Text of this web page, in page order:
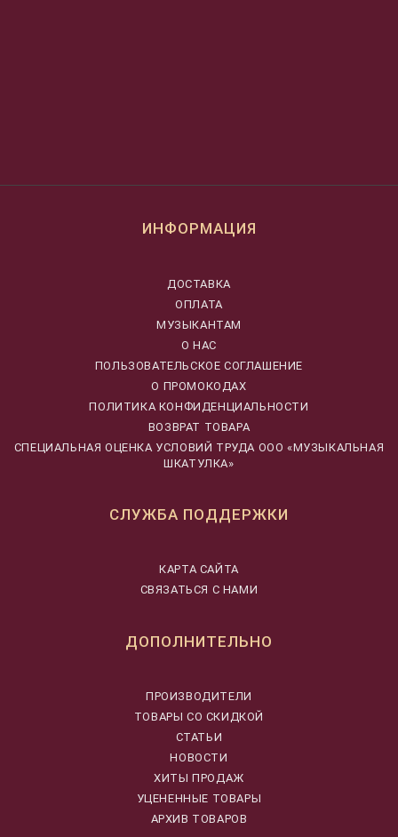
ИНФОРМАЦИЯ
ДОСТАВКА
ОПЛАТА
МУЗЫКАНТАМ
О НАС
ПОЛЬЗОВАТЕЛЬСКОЕ СОГЛАШЕНИЕ
О ПРОМОКОДАХ
ПОЛИТИКА КОНФИДЕНЦИАЛЬНОСТИ
ВОЗВРАТ ТОВАРА
CПЕЦИАЛЬНАЯ ОЦЕНКА УСЛОВИЙ ТРУДА ООО «МУЗЫКАЛЬНАЯ
ШКАТУЛКА»
СЛУЖБА ПОДДЕРЖКИ
КАРТА САЙТА
СВЯЗАТЬСЯ С НАМИ
ДОПОЛНИТЕЛЬНО
ПРОИЗВОДИТЕЛИ
ТОВАРЫ СО СКИДКОЙ
СТАТЬИ
НОВОСТИ
ХИТЫ ПРОДАЖ
УЦЕНЕННЫЕ ТОВАРЫ
АРХИВ ТОВАРОВ